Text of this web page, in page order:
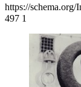
https://schema.org/
497 1